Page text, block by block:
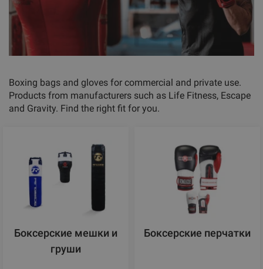
Boxing bags and gloves for commercial and private use.
Products from manufacturers such as Life Fitness, Escape
and Gravity. Find the right fit for you.
Боксерские мешки и
груши
Боксерские перчатки